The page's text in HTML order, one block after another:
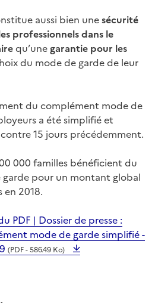
aussi bien unesécurité
professionnels dans le
qu’unegarantie pour les
du mode de garde de leur
du complément mode de
a été simplifié et
15 jours précédemment.
000 familles bénéficient du
pour un montant global
en 2018.
PDF | Dossier de presse :
mode de garde simplifié -
(PDF - 586.49 Ko)